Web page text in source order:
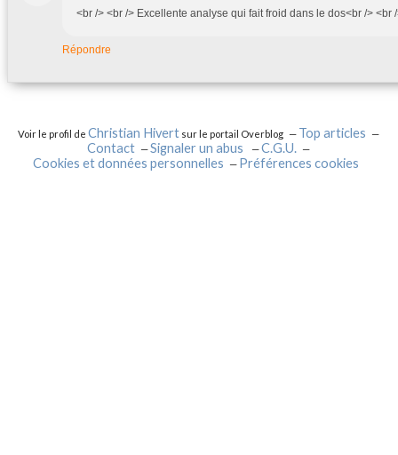
<br /> <br /> Excellente analyse qui fait froid dans le dos<br /> <br
Répondre
Voir le profil deChristian Hivert sur le portail Overblog
Top articles
Contact
Signaler un abus
C.G.U.
Cookies et données personnelles
Préférences cookies